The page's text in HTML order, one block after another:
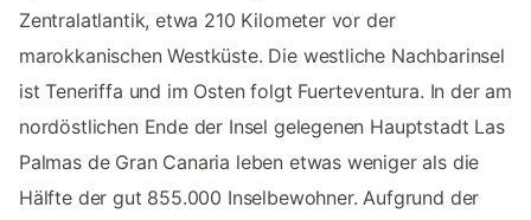
Zentralatlantik, etwa 210 Kilometer vor der
marokkanischen Westküste. Die westliche Nachbarinsel
ist Teneriffa und im Osten folgt Fuerteventura. In der am
nordöstlichen Ende der Insel gelegenen Hauptstadt Las
Palmas de Gran Canaria leben etwas weniger als die
Hälfte der gut 855.000 Inselbewohner. Aufgrund der